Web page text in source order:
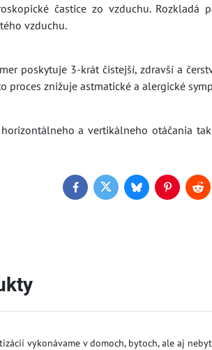
častice zo vzduchu. Rozkladá
vzduchu.
poskytuje 3-krát čistejší, zdravší a
proces znižuje astmatické a alergické
a vertikálneho otáčania
FacebookTwitterBlueskyPinterest
vykonávame v domoch, bytoch, ale aj